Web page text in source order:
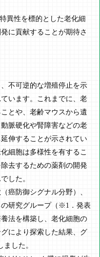
異性を標的とした老化細
に貢献することが期待さ
不可逆的な増殖停止を示
います。これまでに、老
とや、老齢マウスから遺
脈硬化や腎障害などの老
伸することが示されてい
細胞は多様性を有するこ
去するための薬剤の開発
した。
癌防御シグナル分野）、
研究グループ（※1．発表
法を構築し、老化細胞の
により探索した結果、グ
した。